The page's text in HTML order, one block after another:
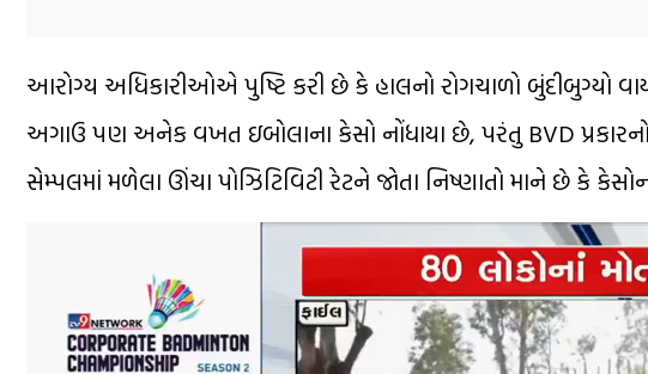
આરોગ્ય અધિકારીઓએ પુષ્ટિ કરી છે કે હાલનો રોગચાળો બુંદીબુગ્યો
અગાઉ પણ અનેક વખત ઇબોલાના કેસો નોંધાયા છે, પરંતુ BVD
સેમ્પલમાં મળેલા ઊંચા પોઝિટિવિટી રેટને જોતા નિષ્ણાતો માને છે કે